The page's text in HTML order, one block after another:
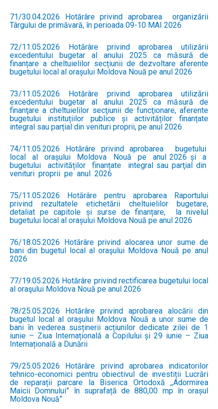
71/30.04.2026 Hotărâre privind aprobarea organizării
Târgului de primăvară, în perioada 09-10 MAI 2026
72/11.05.2026 Hotărâre privind aprobarea utilizării
excedentului bugetar al anului 2025 ca măsură de
finanțare a cheltuielilor secțiunii de dezvoltare aferente
bugetului local al orașului Moldova Nouă pe anul 2026
73/11.05.2026 Hotărâre privind aprobarea utilizării
excedentului bugetar al anului 2025 ca măsură de
finanţare a cheltuielilor secţiunii de funcţionare, aferente
bugetului instituțiilor publice și activităților finanțate
integral sau parțial din venituri proprii, pe anul 2026
74/11.05.2026 Hotărâre privind aprobarea bugetului
local al orașului Moldova Nouă pe anul 2026 și a
bugetului activităților finanțate integral sau parţial din
venituri proprii pe anul 2026
75/11.05.2026 Hotărâre pentru aprobarea Raportului
privind rezultatele etichetării cheltuielilor bugetare,
detaliat pe capitole și surse de finanțare, la nivelul
bugetului local al orașului Moldova Nouă pe anul 2026
76/18.05.2026 Hotărâre privind alocarea unor sume de
bani din bugetul local al oraşului Moldova Nouă pe anul
2026
77/19.05.2026 Hotărâre privind rectificarea bugetului local
al oraşului Moldova Nouă pe anul 2026
78/25.05.2026 Hotărâre privind aprobarea alocării din
bugetul local al oraşului Moldova Nouă a unor sume de
bani în vederea susținerii acțiunilor dedicate zilei de 1
iunie – Ziua Internațională a Copilului și 29 iunie – Ziua
Internațională a Dunării
79/25.05.2026 Hotărâre privind aprobarea indicatorilor
tehnico-economici pentru obiectivul de investiții Lucrări
de reparații parcare la Biserica Ortodoxă ,,Adormirea
Maicii Domnului” în suprafață de 880,00 mp în orașul
Moldova Nouă”